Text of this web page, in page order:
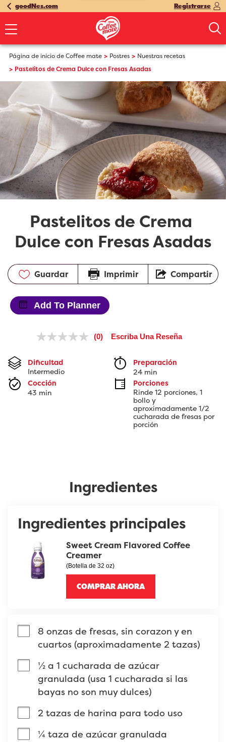
goodNes.com Registrarse
Página de inicio de Coffee mate Postres
Nuestras recetas
Pastelitos de Crema Dulce con Fresas Asadas
Pastelitos de Crema
Dulce con Fresas Asadas
Guardar Imprimir Compartir
Add To Planner
Sin
Enlace
misma
página.
(0) Escriba Una Reseña
Dificultad
Intermedio
Preparación
24 min
Cocción
43 min
Porciones
Rinde 12 porciones, 1
bollo y
aproximadamente 1/2
cucharada de fresas por
porción
Ingredientes
Ingredientes principales
Sweet Cream Flavored Coffee
Creamer
(Botella de 32 oz)
COMPRAR AHORA
8 onzas de fresas, sin corazon y en
cuartos (aproximadamente 2 tazas)
½ a 1 cucharada de azúcar
granulada (usa 1 cucharada si las
bayas no son muy dulces)
2 tazas de harina para todo uso
¼ taza de azúcar granulada